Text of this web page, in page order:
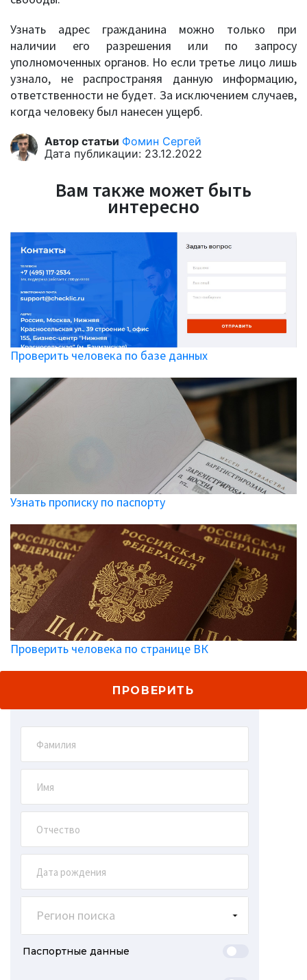
Узнать адрес гражданина можно только при
наличии его разрешения или по запросу
уполномоченных органов. Но если третье лицо лишь
узнало, не распространяя данную информацию,
ответственности не будет. За исключением случаев,
когда человеку был нанесен ущерб.
Автор статьи Фомин Сергей
Дата публикации: 23.12.2022
Вам также может быть
интересно
Проверить человека по базе данных
Узнать прописку по паспорту
Проверить человека по странице ВК
ПРОВЕРИТЬ
Регион поиска
Паспортные данные